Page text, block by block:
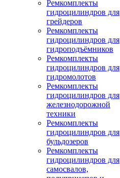
Ремкомплекты
гидроцилиндров для
грейдеров
Ремкомплекты
гидроцилиндров для
гидроподъёмников
Ремкомплекты
гидроцилиндров для
гидромолотов
Ремкомплекты
гидроцилиндров для
железнодорожной
техники
Ремкомплекты
гидроцилиндров для
бульдозеров
Ремкомплекты
гидроцилиндров для
самосвалов,